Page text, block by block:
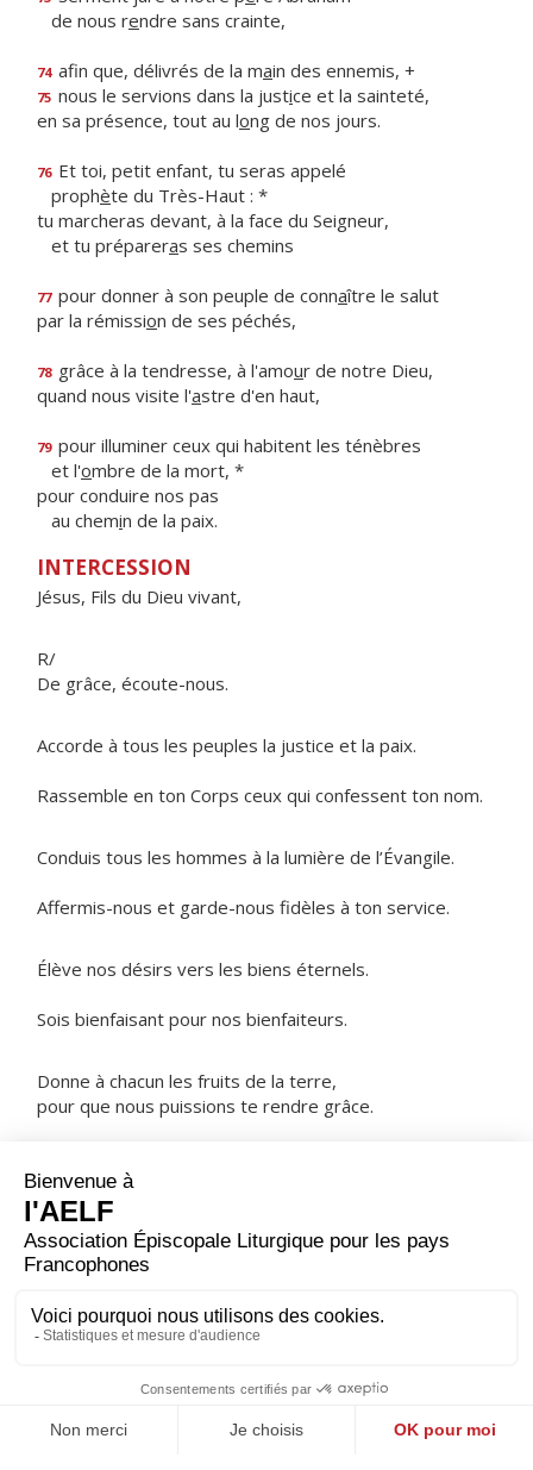
de nous rendre sans crainte,
74 afin que, délivrés de la main des ennemis, +
75 nous le servions dans la justice et la sainteté,
en sa présence, tout au long de nos jours.
76 Et toi, petit enfant, tu seras appelé
prophète du Très-Haut : *
tu marcheras devant, à la face du Seigneur,
et tu prépareras ses chemins
77 pour donner à son peuple de connaître le salut
par la rémission de ses péchés,
78 grâce à la tendresse, à l'amour de notre Dieu,
quand nous visite l'astre d'en haut,
79 pour illuminer ceux qui habitent les ténèbres
et l'ombre de la mort, *
pour conduire nos pas
au chemin de la paix.
INTERCESSION
Jésus, Fils du Dieu vivant,
R/
De grâce, écoute-nous.
Accorde à tous les peuples la justice et la paix.
Rassemble en ton Corps ceux qui confessent ton nom.
Conduis tous les hommes à la lumière de l’Évangile.
Affermis-nous et garde-nous fidèles à ton service.
Élève nos désirs vers les biens éternels.
Sois bienfaisant pour nos bienfaiteurs.
Donne à chacun les fruits de la terre,
pour que nous puissions te rendre grâce.
NOTRE PÈRE
ORAISON
Dieu, qui donnes la preuve suprême de ta puissance
accorde nous ta grâce : en nous hâtant vers les biens
que tu promets, nous parviendrons au bonheur du ciel.